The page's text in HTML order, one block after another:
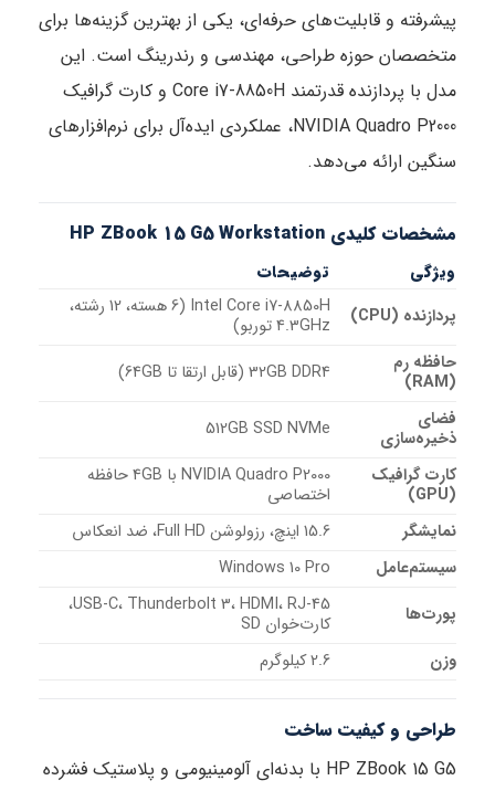
پیشرفته و قابلیت‌های حرفه‌ای، یکی از بهترین گزینه‌ها برای
متخصصان حوزه طراحی، مهندسی و رندرینگ است. این
مدل با پردازنده قدرتمند Core i7-8850H و کارت گرافیک
NVIDIA Quadro P2000، عملکردی ایده‌آل برای نرم‌افزارهای
سنگین ارائه می‌دهد.
مشخصات کلیدی HP ZBook 15 G5 Workstation
ویژگی
توضیحات
پردازنده (CPU)
Intel Core i7-8850H (6 هسته، 12 رشته،
4.3GHz توربو)
حافظه رم
32GB DDR4 (قابل ارتقا تا 64GB)
فضای
ذخیره‌سازی
512GB SSD NVMe
کارت گرافیک
NVIDIA Quadro P2000 با 4GB حافظه
اختصاصی
نمایشگر
15.6 اینچ، رزولوشن Full HD، ضد انعکاس
سیستم‌عامل
Windows 10 Pro
پورت‌ها
USB-C، Thunderbolt 3، HDMI، RJ-45،
کارت‌خوان SD
وزن
2.6 کیلوگرم
طراحی و کیفیت ساخت
HP ZBook 15 G5 با بدنه‌ای آلومینیومی و پلاستیک فشرده